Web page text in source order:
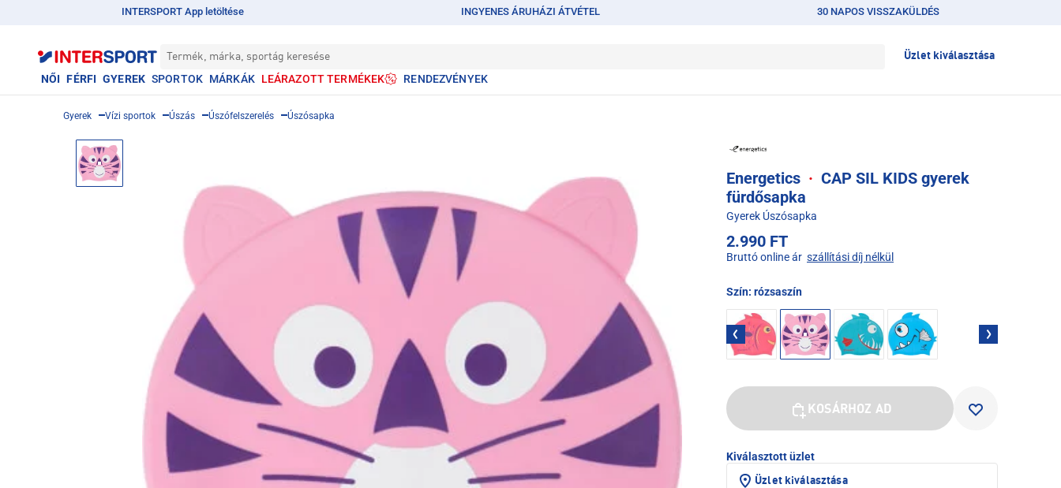
INTERSPORT App letöltése INGYENES ÁRUHÁZI ÁTVÉTEL 30 NAPOS VISSZAKÜLDÉS
Termék, márka, sportág keresése Üzlet kiválasztása
NŐI FÉRFI GYEREK SPORTOK MÁRKÁK LEÁRAZOTT TERMÉKEK RENDEZVÉNYEK
Gyerek Vízi sportok Úszás Úszófelszerelés Úszósapka
Energetics · CAP SIL KIDS gyerek
fürdősapka
Gyerek Úszósapka
2.990 FT
Bruttó online ár szállítási díj nélkül
Szín: rózsaszín
KOSÁRHOZ AD
Kiválasztott üzlet
Üzlet kiválasztása